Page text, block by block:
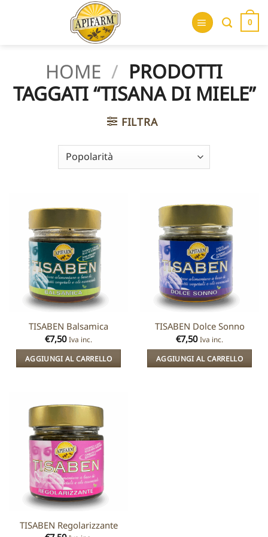
0
HOME / PRODOTTI
TAGGATI “TISANA DI MIELE”
FILTRA
TISABEN Balsamica
€7,50 Iva inc.
AGGIUNGI AL CARRELLO
TISABEN Dolce Sonno
€7,50 Iva inc.
AGGIUNGI AL CARRELLO
TISABEN Regolarizzante